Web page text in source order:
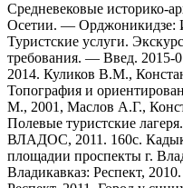
Средневековые историко-
Осетии. — Орджоникидзе:
Туристские услуги.
требования. — Введ.
2014. Куликов В.М.,
Топография и
М., 2001, Маслов А.Г.,
Полевые туристские
ВЛАДОС, 2011. 160с.
площадии проспекты г.
Владикавказ: Респект,